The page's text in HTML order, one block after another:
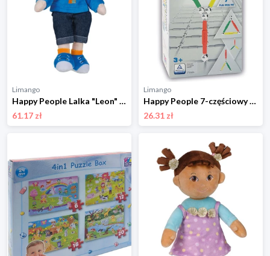
Limango
Happy People Lalka "Leon" - 0+ rozmiar: onesize
61.17 zł
Limango
Happy People 7-częściowy zestaw magnetyczny "Supermag Colorstix" - 3+ rozmiar: onesize
26.31 zł